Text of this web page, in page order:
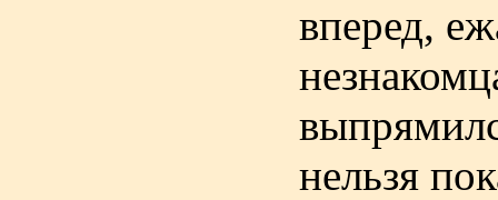
вперед,
нельзя